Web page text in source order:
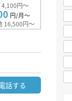
4,100円～
円/月～
16,500円～
話する